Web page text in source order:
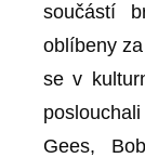
součástí
oblíbeny
se v
Gees,